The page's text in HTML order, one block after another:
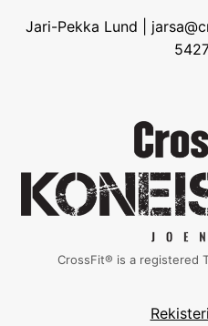
Jari-Pekka Lund |
CrossFit® is a registered